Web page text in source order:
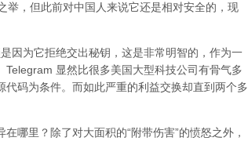
举，但此前对中国人来说它还是相对安全的，现
因为它拒绝交出秘钥，这是非常明智的，作为一
显然比很多美国大型科技公司有骨气多
码为条件。而如此严重的利益交换却直到两个多
哪里？除了对大面积的“附带伤害”的愤怒之外，